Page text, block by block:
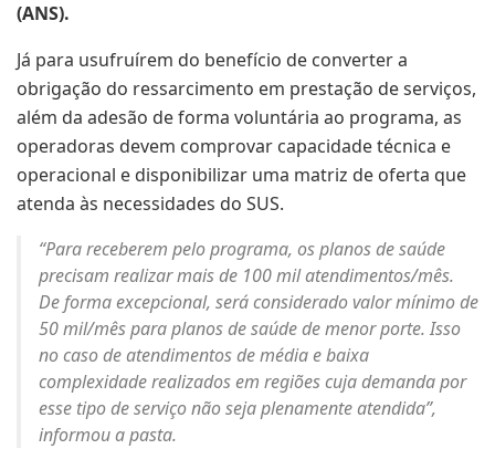
(ANS).
Já para usufruírem do benefício de converter a
obrigação do ressarcimento em prestação de serviços,
além da adesão de forma voluntária ao programa, as
operadoras devem comprovar capacidade técnica e
operacional e disponibilizar uma matriz de oferta que
atenda às necessidades do SUS.
“Para receberem pelo programa, os planos de saúde
precisam realizar mais de 100 mil atendimentos/mês.
De forma excepcional, será considerado valor mínimo de
50 mil/mês para planos de saúde de menor porte. Isso
no caso de atendimentos de média e baixa
complexidade realizados em regiões cuja demanda por
esse tipo de serviço não seja plenamente atendida”,
informou a pasta.